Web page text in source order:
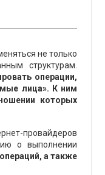
не только
структурам.
операции,
лица». К ним
которых
провайдеров
о выполнении
а также